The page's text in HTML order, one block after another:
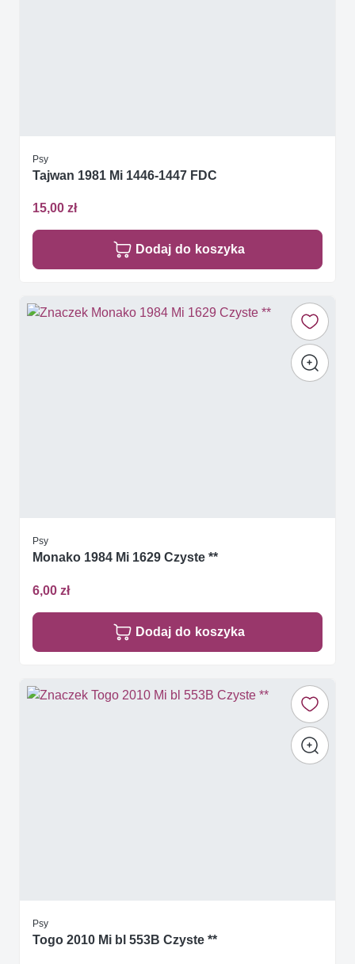
Psy
Tajwan 1981 Mi 1446-1447 FDC
15,00 zł
Dodaj do koszyka
Psy
Monako 1984 Mi 1629 Czyste **
6,00 zł
Dodaj do koszyka
Psy
Togo 2010 Mi bl 553B Czyste **